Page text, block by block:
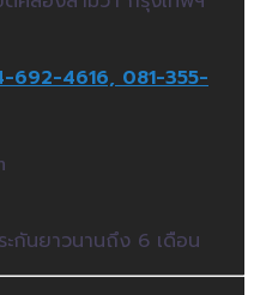
692-4616, 081-355-
ะกันยาวนานถึง 6 เดือน